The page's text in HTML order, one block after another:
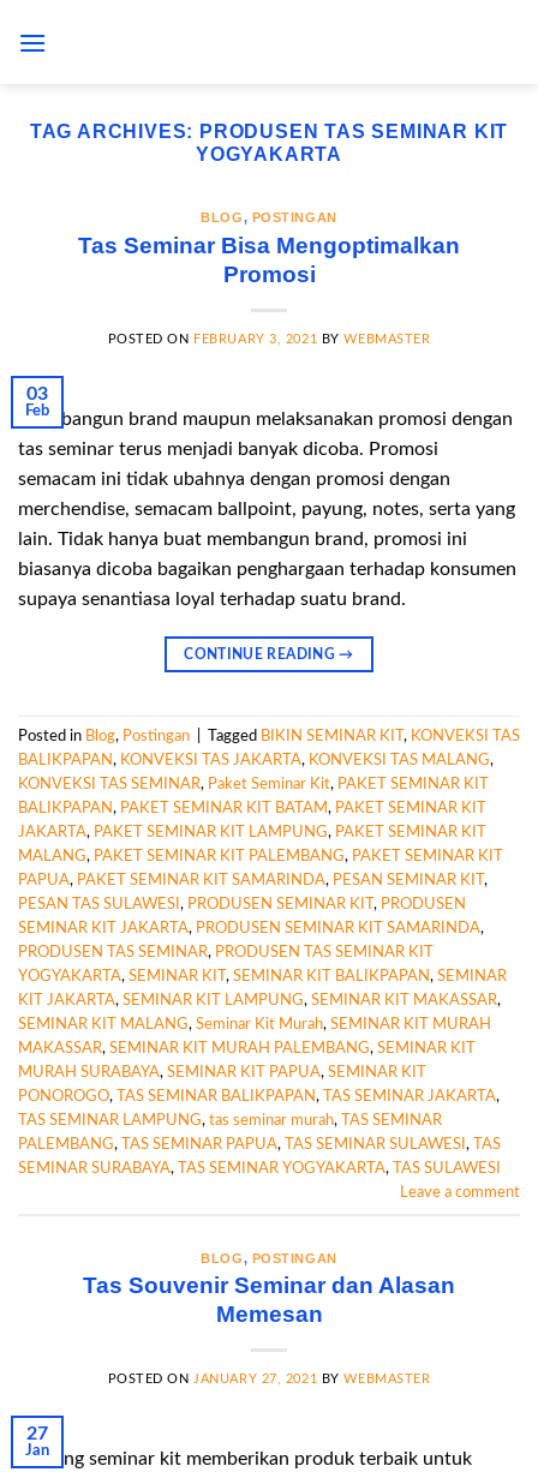
TAG ARCHIVES: PRODUSEN TAS SEMINAR KIT
YOGYAKARTA
BLOG, POSTINGAN
Tas Seminar Bisa Mengoptimalkan
Promosi
POSTED ON FEBRUARY 3, 2021 BYWEBMASTER
03
Feb
Membangun brand maupun melaksanakan promosi dengan
tas seminar terus menjadi banyak dicoba. Promosi
semacam ini tidak ubahnya dengan promosi dengan
merchendise, semacam ballpoint, payung, notes, serta yang
lain. Tidak hanya buat membangun brand, promosi ini
biasanya dicoba bagaikan penghargaan terhadap konsumen
supaya senantiasa loyal terhadap suatu brand.
CONTINUE READING→
Posted in Blog, Postingan Tagged BIKIN SEMINAR KIT , KONVEKSI TAS
BALIKPAPAN, KONVEKSI TAS JAKARTA, KONVEKSI TAS MALANG,
KONVEKSI TAS SEMINAR, Paket Seminar Kit, PAKET SEMINAR KIT
BALIKPAPAN, PAKET SEMINAR KIT BATAM, PAKET SEMINAR KIT
JAKARTA, PAKET SEMINAR KIT LAMPUNG, PAKET SEMINAR KIT
MALANG, PAKET SEMINAR KIT PALEMBANG, PAKET SEMINAR KIT
PAPUA, PAKET SEMINAR KIT SAMARINDA, PESAN SEMINAR KIT ,
PESAN TAS SULAWESI , PRODUSEN SEMINAR KIT , PRODUSEN
SEMINAR KIT JAKARTA, PRODUSEN SEMINAR KIT SAMARINDA,
PRODUSEN TAS SEMINAR, PRODUSEN TAS SEMINAR KIT
YOGYAKARTA, SEMINAR KIT , SEMINAR KIT BALIKPAPAN, SEMINAR
KIT JAKARTA, SEMINAR KIT LAMPUNG, SEMINAR KIT MAKASSAR,
SEMINAR KIT MALANG, Seminar Kit Murah, SEMINAR KIT MURAH
MAKASSAR, SEMINAR KIT MURAH PALEMBANG, SEMINAR KIT
MURAH SURABAYA, SEMINAR KIT PAPUA, SEMINAR KIT
PONOROGO, TAS SEMINAR BALIKPAPAN, TAS SEMINAR JAKARTA,
TAS SEMINAR LAMPUNG, tas seminar murah,
TAS SEMINAR
PALEMBANG, TAS SEMINAR PAPUA, TAS SEMINAR SULAWESI ,
TAS
SEMINAR SURABAYA, TAS SEMINAR YOGYAKARTA,
TAS SULAWESI
Leave a comment
BLOG, POSTINGAN
Tas Souvenir Seminar dan Alasan
Memesan
POSTED ONJANUARY 27, 2021 BYWEBMASTER
27
Jan
Gudang seminar kit memberikan produk terbaik untuk